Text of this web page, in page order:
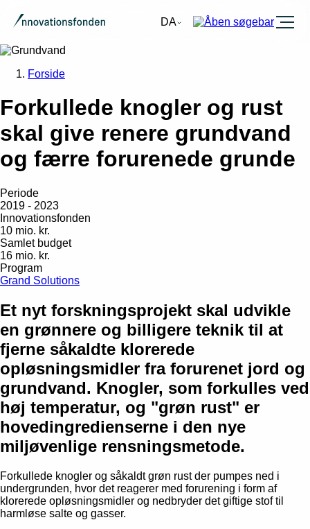
DA Burger
Forside
Forkullede knogler og rust
skal give renere grundvand
og færre forurenede grunde
Periode
2019 - 2023
Innovationsfonden
10 mio. kr.
Samlet budget
16 mio. kr.
Program
Grand Solutions
Et nyt forskningsprojekt skal udvikle
en grønnere og billigere teknik til at
fjerne såkaldte klorerede
opløsningsmidler fra forurenet jord og
grundvand. Knogler, som forkulles ved
høj temperatur, og "grøn rust" er
hovedingredienserne i den nye
miljøvenlige rensningsmetode.
Forkullede knogler og såkaldt grøn rust der pumpes ned i
undergrunden, hvor det reagerer med forurening i form af
klorerede opløsningsmidler og nedbryder det giftige stof til
harmløse salte og gasser.